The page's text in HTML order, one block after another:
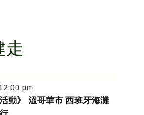
走
pm
動》 溫哥華市 西班牙海灘